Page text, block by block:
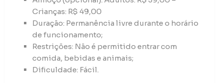
Crianças: R$ 49,00
Duração: Permanência livre durante o horário
de funcionamento;
Restrições: Não é permitido entrar com
comida, bebidas e animais;
Dificuldade: Fácil.